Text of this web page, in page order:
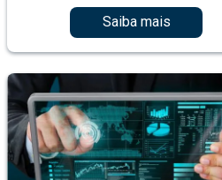
Saiba mais